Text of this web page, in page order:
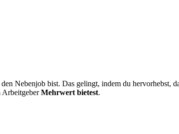
Nebenjob bist. Das gelingt, indem du hervorhebst,
ArbeitgeberMehrwert bietest.